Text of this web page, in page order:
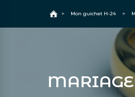
Accueil
> Mon guichet H-24 >
MARIAGE